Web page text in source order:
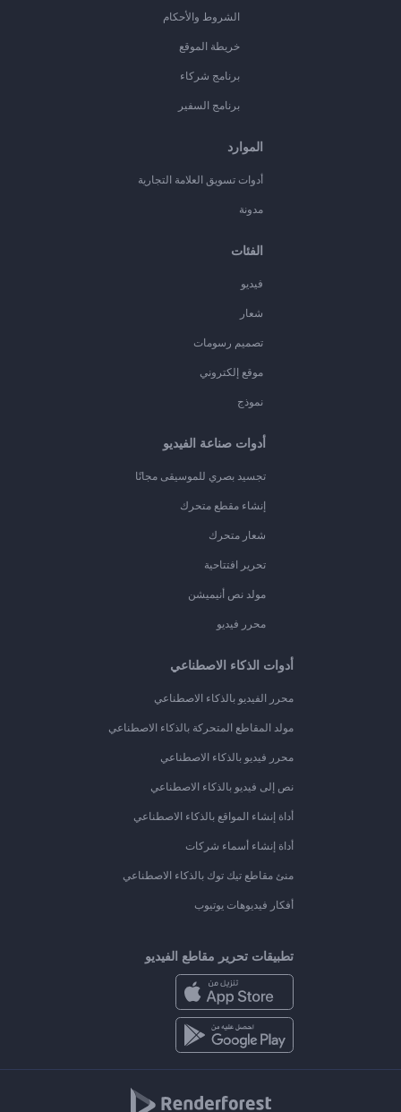
الشروط والأحكام
خريطة الموقع
برنامج شركاء
برنامج السفير
الموارد
أدوات تسويق العلامة التجارية
مدونة
الفئات
فيديو
شعار
تصميم رسومات
موقع إلكتروني
نموذج
أدوات صناعة الفيديو
تجسيد بصري للموسيقى مجانًا
إنشاء مقطع متحرك
شعار متحرك
تحرير افتتاحية
مولد نص أنيميشن
محرر فيديو
أدوات الذكاء الاصطناعي
محرر الفيديو بالذكاء الاصطناعي
مولد المقاطع المتحركة بالذكاء الاصطناعي
محرر فيديو بالذكاء الاصطناعي
نص إلى فيديو بالذكاء الاصطناعي
أداة إنشاء المواقع بالذكاء الاصطناعي
أداة إنشاء أسماء شركات
منئ مقاطع تيك توك بالذكاء الاصطناعي
أفكار فيديوهات يوتيوب
تطبيقات تحرير مقاطع الفيديو